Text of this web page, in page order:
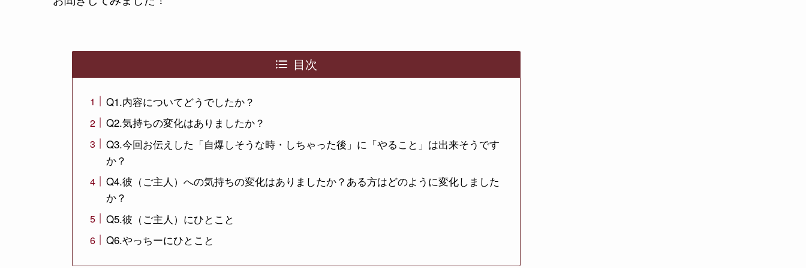
目次
Q1.内容についてどうでしたか？
Q2.気持ちの変化はありましたか？
Q3.今回お伝えした「自爆しそうな時・しちゃった後」に「やること」は出来そうです
か？
Q4.彼（ご主人）への気持ちの変化はありましたか？ある方はどのように変化しました
か？
Q5.彼（ご主人）にひとこと
Q6.やっちーにひとこと